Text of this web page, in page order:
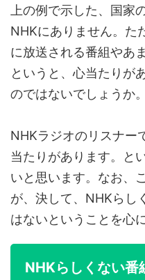
上の例で示した、国家
NHKにありません。た
に放送される番組やあ
というと、心当たりが
のではないでしょうか。
NHKラジオのリスナー
当たりがあります。と
いと思います。なお、
が、決して、NHKらし
はないということを心
NHKらしくない番